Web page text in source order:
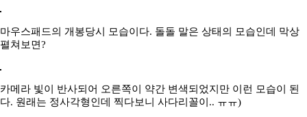
마우스패드의 개봉당시 모습이다. 돌돌 말은 상태의 모습인데 막상
펼쳐보면?
카메라 빛이 반사되어 오른쪽이 약간 변색되었지만 이런 모습이 된
다. 원래는 정사각형인데 찍다보니 사다리꼴이.. ㅠㅠ)